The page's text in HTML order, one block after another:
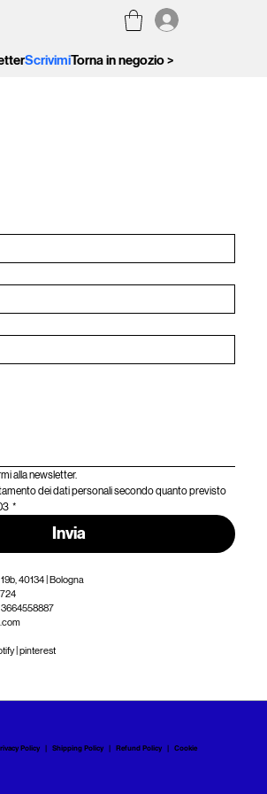
ScrivimiTorna in negozio >
alla newsletter.
dei dati personali secondo quanto previsto
*
Invia
40134 | Bologna
|pinterest
Policy| Shipping Policy| Refund Policy| Cookie